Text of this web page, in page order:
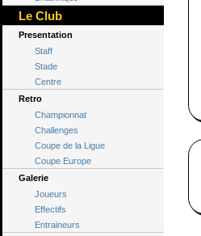
Le Club
Presentation
Staff
Stade
Centre
Retro
Championnat
Challenges
Coupe de la Ligue
Coupe Europe
Galerie
Joueurs
Effectifs
Entraineurs